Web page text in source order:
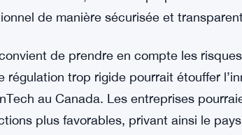
et de contrôle, augmentant le
clair pourrait également stimuler
sécurisé aux entreprises et aux
pleine expansion, pourrait bénéficier
À titre d’exemple, aux États-Unis, les